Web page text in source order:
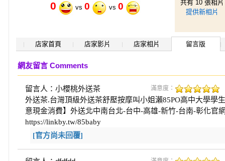
0 vs 0 vs 0
共有 10 張相片
提供新相片
店家首頁 店家影片 店家相片 留言版
網友留言 Comments
留言人：小櫻桃外送茶 滿意度：
外送茶.台灣頂級外送茶舒壓按摩叫小姐瀨85PO高中大學學
意現金消費】外送北中南台北-台中-高雄-新竹-台南-彰化官
https://linkby.tw/85baby
[官方尚未回覆]